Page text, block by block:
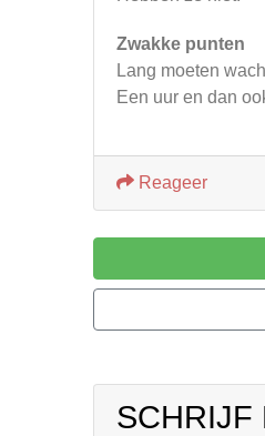
Zwakke punten
Lang moeten
Een uur en dan
Reageer
SCHRIJF